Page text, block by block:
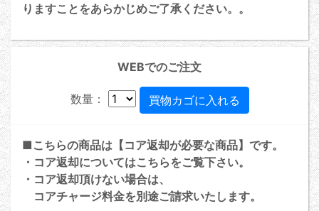
りますことをあらかじめご了承ください。。
WEBでのご注文
数量：
■こちらの商品は【コア返却が必要な商品】です。
・コア返却についてはこちらをご覧下さい。
・コア返却頂けない場合は、
コアチャージ料金を別途ご請求いたします。